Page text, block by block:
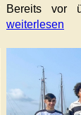
Bereits vor
weiterlesen